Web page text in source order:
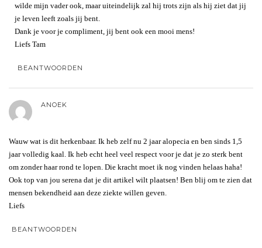
wilde mijn vader ook, maar uiteindelijk zal hij trots zijn als hij ziet dat jij
je leven leeft zoals jij bent.
Dank je voor je compliment, jij bent ook een mooi mens!
Liefs Tam
BEANTWOORDEN
ANOEK
Wauw wat is dit herkenbaar. Ik heb zelf nu 2 jaar alopecia en ben sinds 1,5
jaar volledig kaal. Ik heb echt heel veel respect voor je dat je zo sterk bent
om zonder haar rond te lopen. Die kracht moet ik nog vinden helaas haha!
Ook top van jou serena dat je dit artikel wilt plaatsen! Ben blij om te zien dat
mensen bekendheid aan deze ziekte willen geven.
Liefs
BEANTWOORDEN